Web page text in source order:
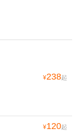
¥238起
¥120起